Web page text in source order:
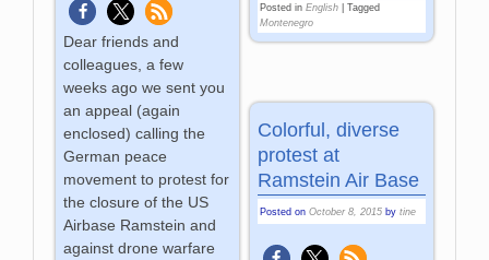
Posted in English| Tagged
Montenegro
Dear friends and
colleagues, a few
weeks ago we sent you
an appeal (again
enclosed) calling the
German peace
movement to protest for
the closure of the US
Airbase Ramstein and
against drone warfare
Colorful, diverse
protest at
Ramstein Air Base
Posted on October 8, 2015 by tine